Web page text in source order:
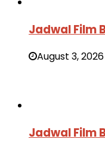
Jadwal Film
August 3, 2026
Jadwal Film